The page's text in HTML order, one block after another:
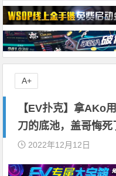
【EV扑克】拿AKo
刀的底池，盖哥悔死
2022年12月12日
A+